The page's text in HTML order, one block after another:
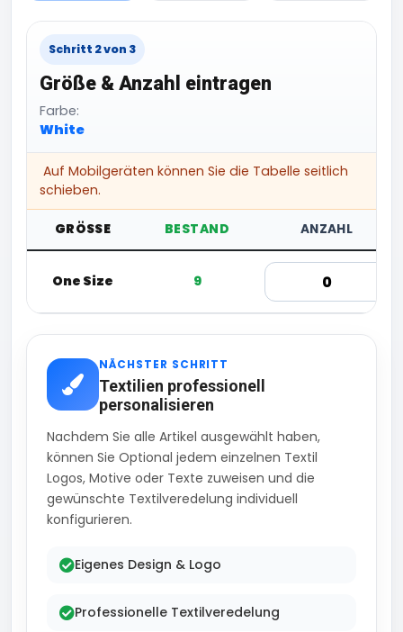
Schritt 2 von 3
Größe & Anzahl eintragen
Farbe:
White
Auf Mobilgeräten können Sie die Tabelle seitlich
schieben.
GRÖSSE BESTAND ANZAHL
One Size 9
NÄCHSTER SCHRITT
Textilien professionell
personalisieren
Nachdem Sie alle Artikel ausgewählt haben,
können Sie Optional jedem einzelnen Textil
Logos, Motive oder Texte zuweisen und die
gewünschte Textilveredelung individuell
konfigurieren.
Eigenes Design & Logo
Professionelle Textilveredelung